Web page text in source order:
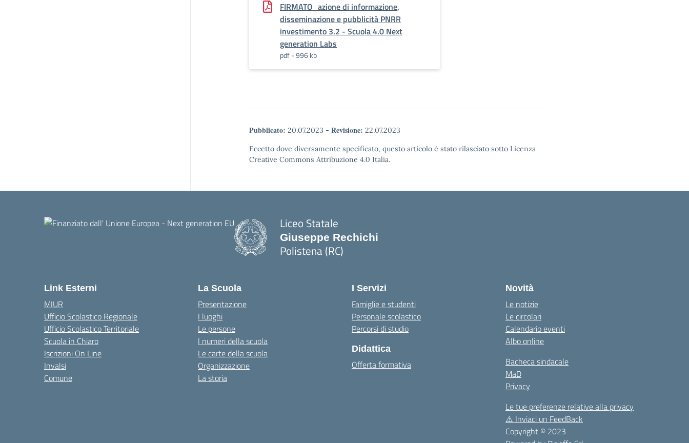
FIRMATO_azione di informazione,
disseminazione e pubblicità PNRR
investimento 3.2 - Scuola 4.0 Next
generation Labs
pdf - 996 kb
Pubblicato: 20.07.2023 - Revisione: 22.07.2023
Eccetto dove diversamente specificato, questo articolo è stato rilasciato sotto Licenza
Creative Commons Attribuzione 4.0 Italia.
Liceo Statale
Giuseppe Rechichi
Polistena (RC)
Link Esterni
MIUR
Ufficio Scolastico Regionale
Ufficio Scolastico Territoriale
Scuola in Chiaro
Iscrizioni On Line
Invalsi
Comune
La Scuola
Presentazione
I luoghi
Le persone
I numeri della scuola
Le carte della scuola
Organizzazione
La storia
I Servizi
Famiglie e studenti
Personale scolastico
Percorsi di studio
Didattica
Offerta formativa
Novità
Le notizie
Le circolari
Calendario eventi
Albo online
Bacheca sindacale
MaD
Privacy
Le tue preferenze relative alla privacy
⚠️ Inviaci un FeedBack
Copyright © 2023